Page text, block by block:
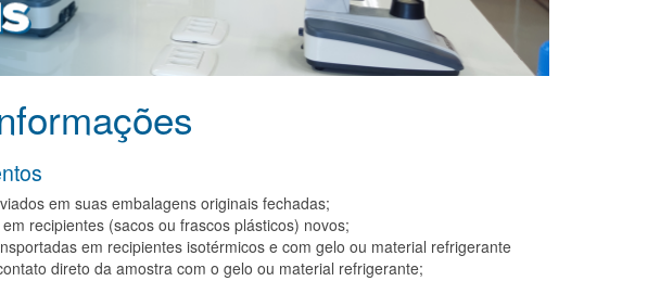
em suas embalagens originais fechadas;
recipientes (sacos ou frascos plásticos) novos;
em recipientes isotérmicos e com gelo ou material refrigerante
direto da amostra com o gelo ou material refrigerante;